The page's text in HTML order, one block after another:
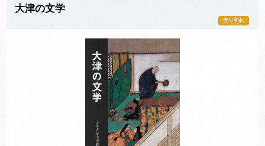
大津の文学
売り切れ